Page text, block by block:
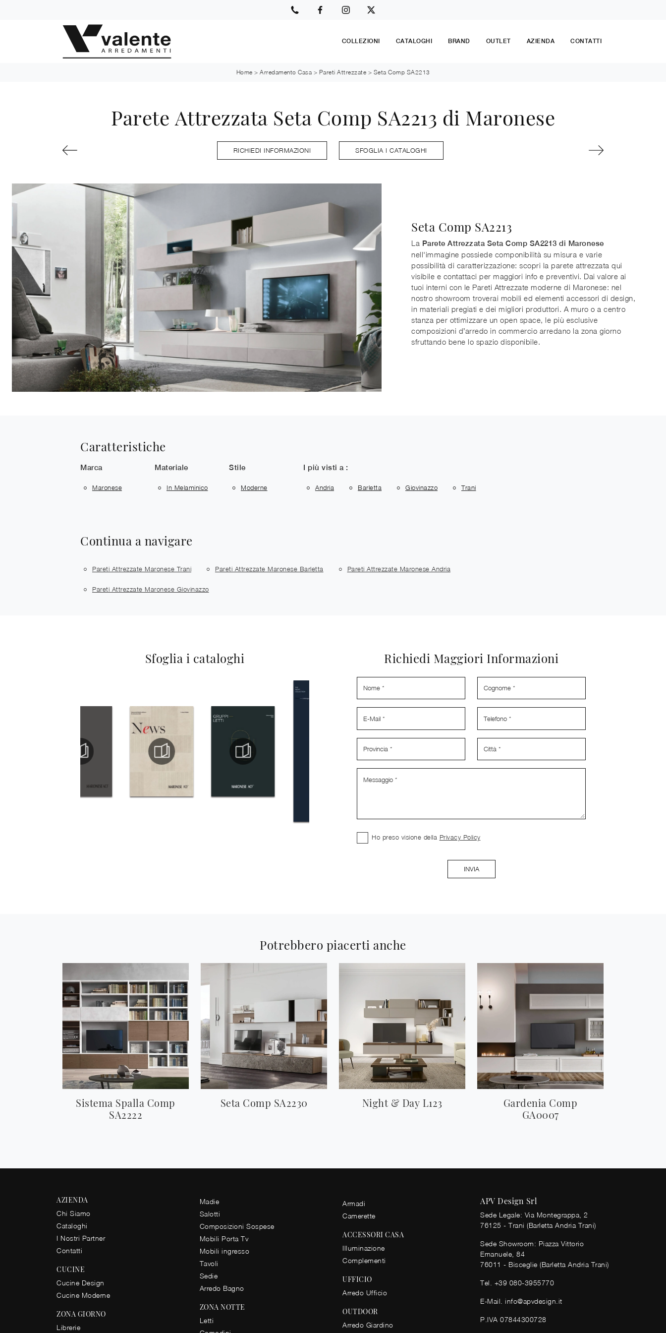
COLLEZIONI CATALOGHI BRAND OUTLET AZIENDA CONTATTI
Home > Arredamento Casa > Pareti Attrezzate > Seta Comp SA2213
Parete Attrezzata Seta Comp SA2213 di Maronese
RICHIEDI INFORMAZIONI SFOGLIA I CATALOGHI
Seta Comp SA2213
La Parete Attrezzata Seta Comp SA2213 di Maronese
nell'immagine possiede componibilità su misura e varie
possibilità di caratterizzazione: scopri la parete attrezzata qui
visibile e contattaci per maggiori info e preventivi. Dai valore ai
tuoi interni con le Pareti Attrezzate moderne di Maronese: nel
nostro showroom troverai mobili ed elementi accessori di design,
in materiali pregiati e dei migliori produttori. A muro o a centro
stanza per ottimizzare un open space, le più esclusive
composizioni d’arredo in commercio arredano la zona giorno
sfruttando bene lo spazio disponibile.
Caratteristiche
Marca
Maronese
Materiale
In Melaminico
Stile
Moderne
I più visti a :
Andria Barletta Giovinazzo Trani
Continua a navigare
Pareti Attrezzate Maronese Trani Pareti Attrezzate Maronese Barletta Pareti Attrezzate Maronese Andria
Pareti Attrezzate Maronese Giovinazzo
Sfoglia i cataloghi Richiedi Maggiori Informazioni
Ho preso visione della Privacy Policy
INVIA
Potrebbero piacerti anche
Sistema Spalla Comp
SA2222
Seta Comp SA2230 Night & Day L123
Gardenia Comp
GA0007
AZIENDA
Chi Siamo
Cataloghi
I Nostri Partner
Contatti
CUCINE
Cucine Design
Cucine Moderne
ZONA GIORNO
Librerie
Madie
Salotti
Composizioni Sospese
Mobili Porta Tv
Mobili ingresso
Tavoli
Sedie
Arredo Bagno
ZONA NOTTE
Letti
Armadi
Camerette
ACCESSORI CASA
Illuminazione
Complementi
UFFICIO
Arredo Ufficio
OUTDOOR
Arredo Giardino
APV Design Srl
Sede Legale: Via Montegrappa, 2
76125 - Trani (Barletta Andria Trani)
Sede Showroom: Piazza Vittorio
Emanuele, 84
76011 - Bisceglie (Barletta Andria Trani)
Tel. +39 080-3955770
E-Mail. info@apvdesign.it
P.IVA 07844300728